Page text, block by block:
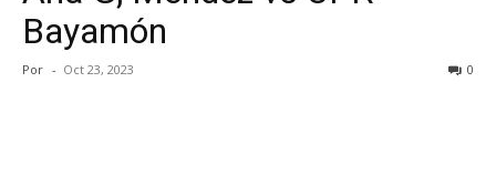
Bayamón
Por - Oct 23, 2023 0